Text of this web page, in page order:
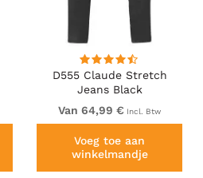
D555 Claude Stretch
Jeans Black
Van 64,99 € Incl. Btw
Voeg toe aan
winkelmandje